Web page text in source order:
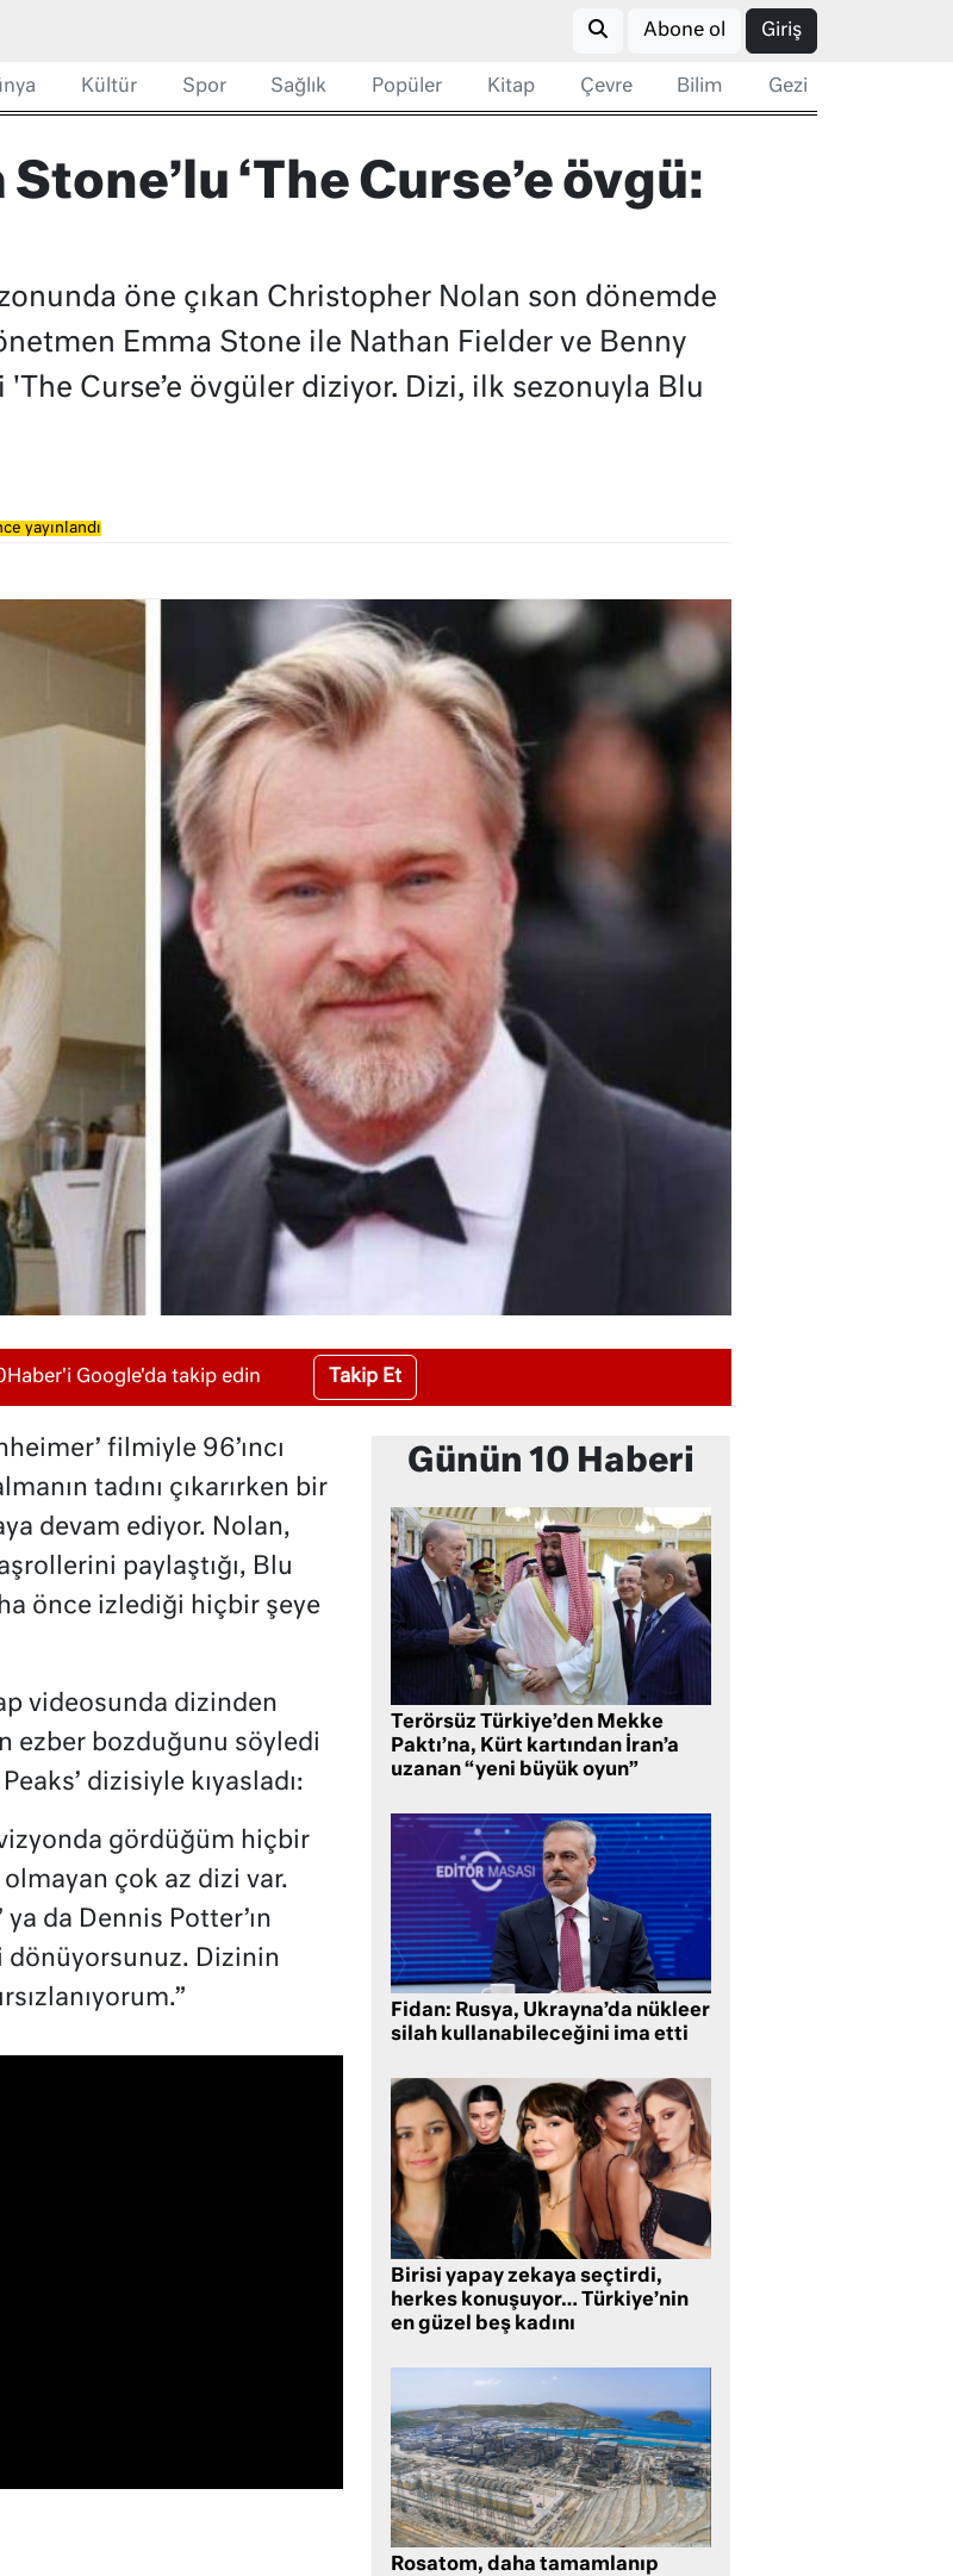
Abone ol Giriş
Kültür Spor Sağlık Popüler Kitap Çevre Bilim Gezi
‘The Curse’e övgü:
öne çıkan Christopher Nolan son dönemde
Emma Stone ile Nathan Fielder ve Benny
Curse’e övgüler diziyor. Dizi, ilk sezonuyla Blu
yayınlandı
Google'da takip edin Takip Et
filmiyle 96’ıncı
tadını çıkarırken bir
devam ediyor. Nolan,
paylaştığı, Blu
önce izlediği hiçbir şeye
videosunda dizinden
ezber bozduğunu söyledi
dizisiyle kıyasladı:
gördüğüm hiçbir
çok az dizi var.
ya da Dennis Potter’ın
dönüyorsunuz. Dizinin
Günün 10 Haberi
Terörsüz Türkiye’den Mekke
Paktı’na, Kürt kartından İran’a
uzanan “yeni büyük oyun”
Fidan: Rusya, Ukrayna’da nükleer
silah kullanabileceğini ima etti
Birisi yapay zekaya seçtirdi,
herkes konuşuyor… Türkiye’nin
en güzel beş kadını
Rosatom, daha tamamlanıp